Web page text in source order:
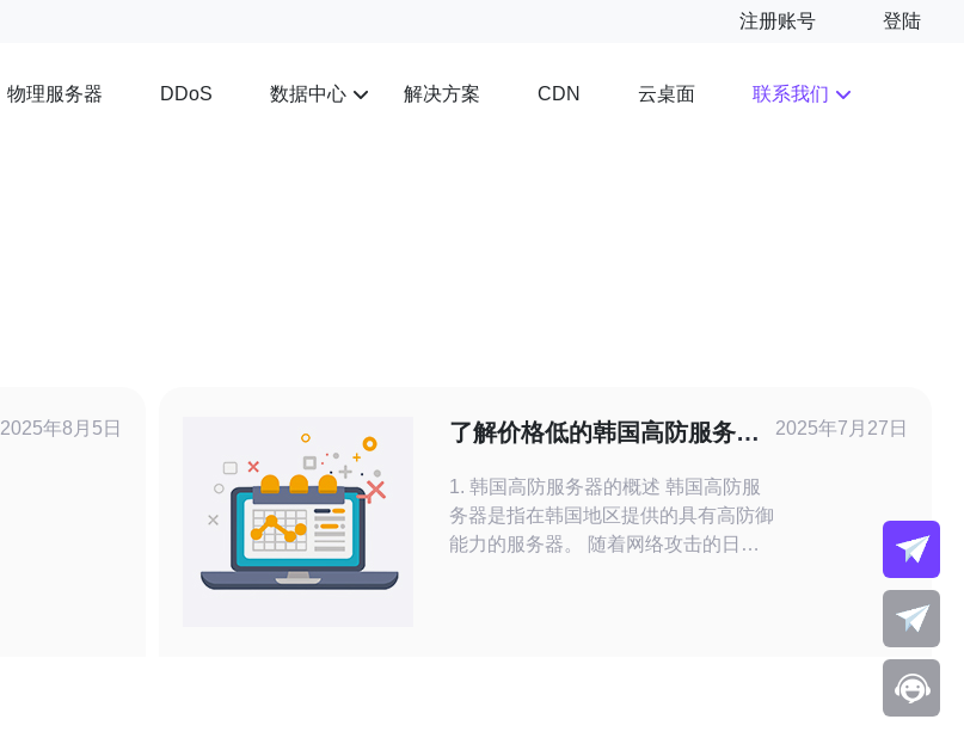
注册账号 登陆
物理服务器 DDoS 数据中心 解决方案 CDN 云桌面 联系我们
2025年8月5日
了解价格低的韩国高防服务
1. 韩国高防服务器的概述 韩国高防服
务器是指在韩国地区提供的具有高防御
能力的服务器。 随着网络攻击的日益
2025年7月27日